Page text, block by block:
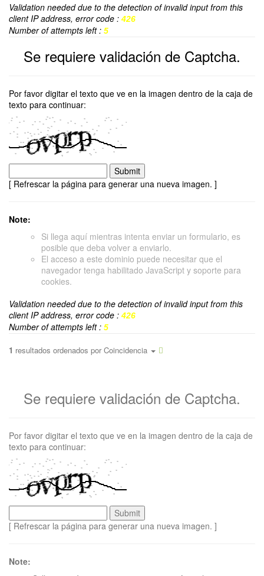
Validation needed due to the detection of invalid input from this
client IP address, error code : 426
Number of attempts left : 5
Se requiere validación de Captcha.
Por favor digitar el texto que ve en la imagen dentro de la caja de
texto para continuar:
[ Refrescar la página para generar una nueva imagen. ]
Note:
Si llega aquí mientras intenta enviar un formulario, es
posible que deba volver a enviarlo.
El acceso a este dominio puede necesitar que el
navegador tenga habilitado JavaScript y soporte para
cookies.
Validation needed due to the detection of invalid input from this
client IP address, error code : 426
Number of attempts left : 5
1 resultados ordenados por Coincidencia
Se requiere validación de Captcha.
Por favor digitar el texto que ve en la imagen dentro de la caja de
texto para continuar:
[ Refrescar la página para generar una nueva imagen. ]
Note: